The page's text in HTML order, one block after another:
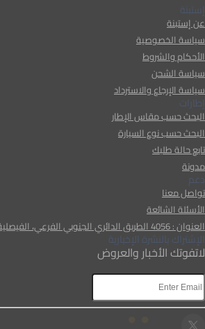
إستبنة
عن إستبنة
سياسة الخصوصية
الأحكام والشروط
سياسة الشحن
سياسة الإرجاع والاسترداد
إطارات
البحث حسب مقاس الإطار
البحث حسب نوع السيارة
تابع حالة طلبك
مدونة
دعم
تواصل معنا
الأسئلة الشائعة
العنوان : 4056 الطريق الدائري الجنوبي الفرعي، الفيصلية، الرياض 12896، المملكة العربية السعودية
الإشتراك بالنشرة الإخبارية
لاتفوتك الأخبار والعروض